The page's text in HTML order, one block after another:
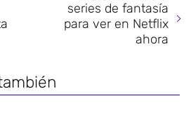
series de fantasía
para ver en Netflix
ahora